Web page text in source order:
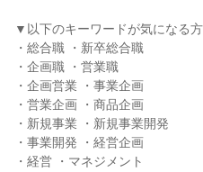
▼以下のキーワードが気になる
・総合職 ・新卒総合職
・企画職 ・営業職
・企画営業 ・事業企画
・営業企画 ・商品企画
・新規事業 ・新規事業開発
・事業開発 ・経営企画
・経営 ・マネジメント